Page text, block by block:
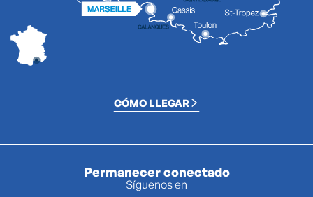
CÓMO LLEGAR
Permanecer conectado
Síguenos en